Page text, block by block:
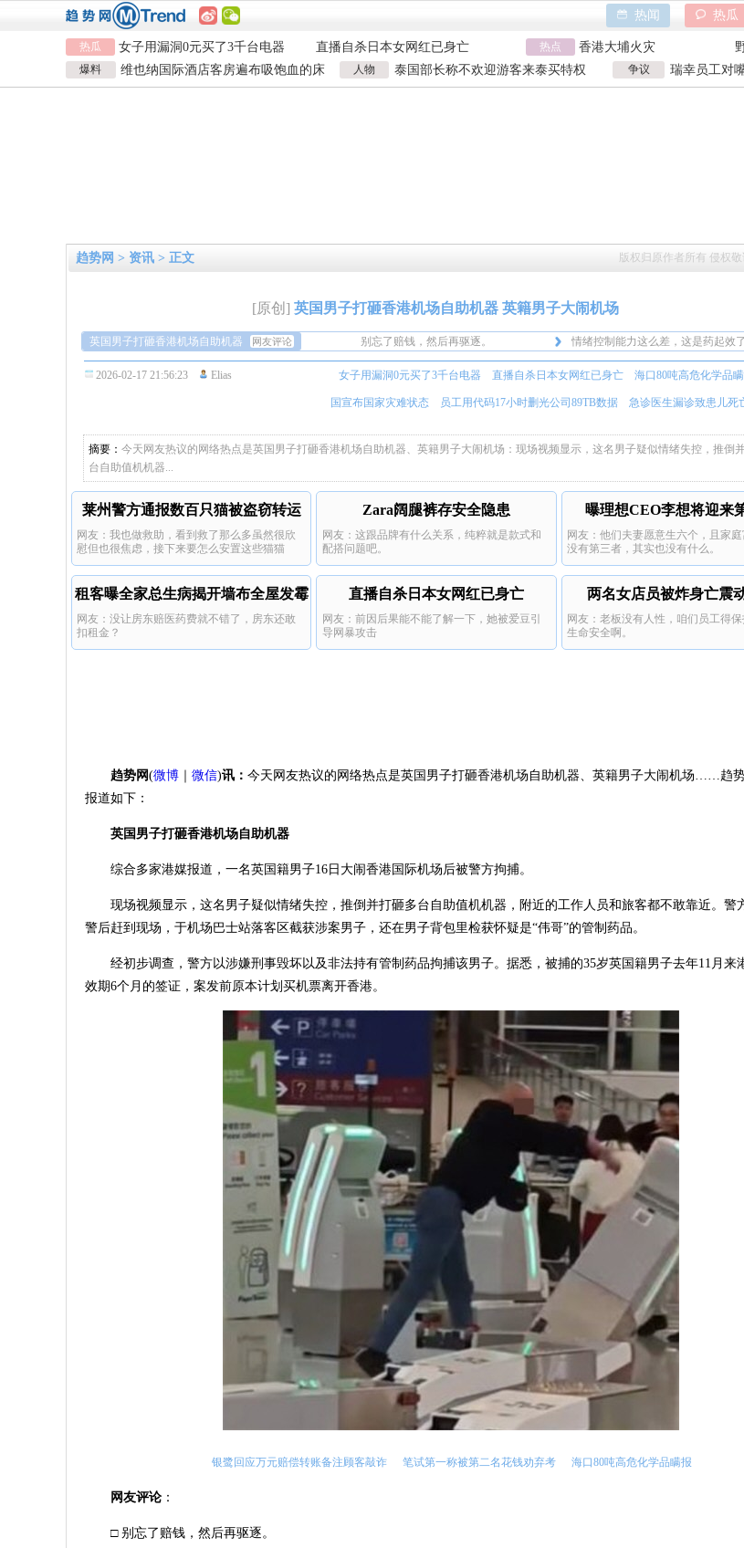
热瓜
热闻
热瓜 女子用漏洞0元买了3千台电器
直播自杀日本女网红已身亡
海口80吨高危化学品瞒报
韩国宣布国家灾难状态
员工用代码17小时删光公司89TB
急诊医生漏诊致患儿死亡获刑1年
热点 香港大埔火灾
天水血铅异常事件
特朗普泽连斯基吵架
爆料
维也纳国际酒店客房遍布吸饱血的床
虱 酒店客房有虫员工反怪顾客不查
人物
泰国部长称不欢迎游客来泰买特权
泰国部长争议发言
争议
瑞幸员工对
工被曝用奶
趋势网 > 资讯 > 正文 版权归原作者所有 侵权
[原创] 英国男子打砸香港机场自助机器 英籍男子大闹机场
英国男子打砸香港机场自助机器 网友评论
是没起。
35磕伟哥有点早吧。
精神状态倒是符合需要吃伟哥的情况
别忘了赔钱，然后再驱逐。
情绪控制能力这么差，这是药起效
是没起。
35磕伟哥有点早吧。
精神状态倒是符合需要吃伟哥的情
也是第一次知道香港有这个规定。
伟哥在香港属于管制药品。
2026-02-17 21:56:23 Elias 女子用漏洞0元买了3千台电器 直播自杀日本女网红已身亡 海口80吨高危化学品
国宣布国家灾难状态 员工用代码17小时删光公司89TB数据 急诊医生漏诊致患儿死
摘要： 今天网友热议的网络热点是英国男子打砸香港机场自助机器、英籍男子大闹机场：现场视频显示，这名男子疑似情绪失控，推倒
台自助值机机器...
莱州警方通报数百只猫被盗窃转运
网友：我也做救助，看到救了那么多虽然很欣
慰但也很焦虑，接下来要怎么安置这些猫猫
呢。
Zara阔腿裤存安全隐患
网友：这跟品牌有什么关系，纯粹就是款式和
配搭问题吧。
曝理想CEO李想将迎来
网友：他们夫妻愿意生六个，且家庭
没有第三者，其实也没有什么。
租客曝全家总生病揭开墙布全屋发霉
网友：没让房东赔医药费就不错了，房东还敢
扣租金？
直播自杀日本女网红已身亡
网友：前因后果能不能了解一下，她被爱豆引
导网暴攻击
两名女店员被炸身亡震
网友：老板没有人性，咱们员工得
生命安全啊。
趋势网(微博 微信)讯： 今天网友热议的网络热点是英国男子打砸香港机场自助机器、英籍男子大闹机场……趋
报道如下：
英国男子打砸香港机场自助机器
综合多家港媒报道，一名英国籍男子16日大闹香港国际机场后被警方拘捕。
现场视频显示，这名男子疑似情绪失控，推倒并打砸多台自助值机机器，附近的工作人员和旅客都不敢靠近。警
警后赶到现场，于机场巴士站落客区截获涉案男子，还在男子背包里检获怀疑是“伟哥”的管制药品。
经初步调查，警方以涉嫌刑事毁坏以及非法持有管制药品拘捕该男子。据悉，被捕的35岁英国籍男子去年11月来
效期6个月的签证，案发前原本计划买机票离开香港。
银鹭回应万元赔偿转账备注顾客敲诈 笔试第一称被第二名花钱劝弃考 海口80吨高危化学品瞒报
网友评论 ：
□ 别忘了赔钱，然后再驱逐。